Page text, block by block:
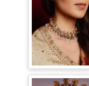
Bollywood
कहने वाली
Digital